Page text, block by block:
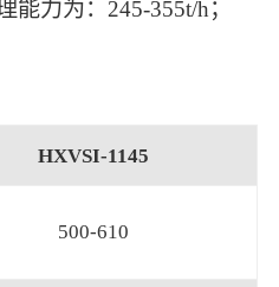
力为：245-355t/h；
HXVSI-1145
500-610